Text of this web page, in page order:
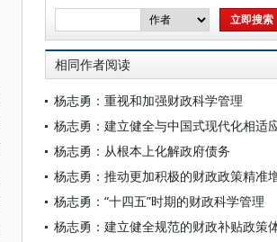
相同作者阅读
杨志勇：重视和加强财政科学管理
杨志勇：从根本上化解政府债务
杨志勇：“十四五”时期的财政科学管理